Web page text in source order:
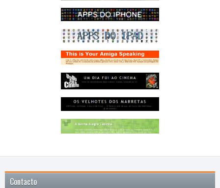
Contacto